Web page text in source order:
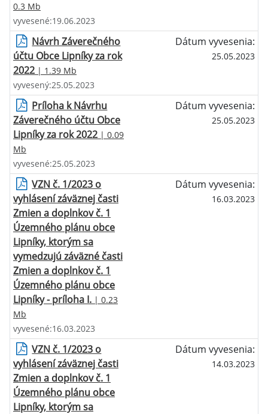
0.3 Mb
vyvesené:19.06.2023
Návrh Záverečného
účtu Obce Lipníky za rok
2022 | 1.39 Mb
Dátum vyvesenia:
25.05.2023
vyvesený:25.05.2023
Príloha k Návrhu
Záverečného účtu Obce
Lipníky za rok 2022 | 0.09
Mb
Dátum vyvesenia:
25.05.2023
vyvesené:25.05.2023
VZN č. 1/2023 o
vyhlásení záväznej časti
Zmien a doplnkov č. 1
Územného plánu obce
Lipníky, ktorým sa
vymedzujú záväzné časti
Zmien a doplnkov č. 1
Územného plánu obce
Lipníky - príloha I. | 0.23
Mb
Dátum vyvesenia:
16.03.2023
vyvesené:16.03.2023
VZN č. 1/2023 o
vyhlásení záväznej časti
Zmien a doplnkov č. 1
Územného plánu obce
Lipníky, ktorým sa
Dátum vyvesenia:
14.03.2023